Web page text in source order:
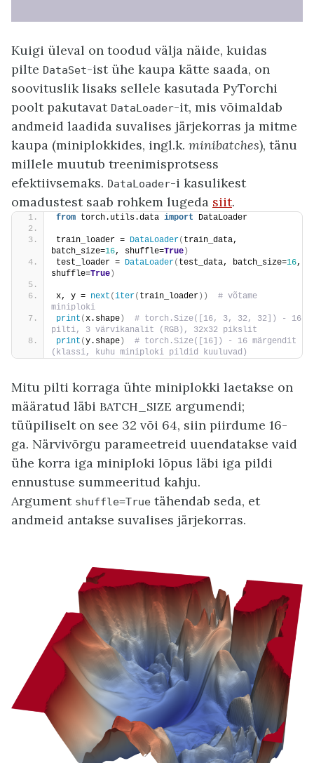
Kuigi üleval on toodud välja näide, kuidas
pilte DataSet-ist ühe kaupa kätte saada, on
soovituslik lisaks sellele kasutada PyTorchi
poolt pakutavat DataLoader-it, mis võimaldab
andmeid laadida suvalises järjekorras ja mitme
kaupa (miniplokkides, ingl.k. minibatches), tänu
millele muutub treenimisprotsess
efektiivsemaks. DataLoader-i kasulikest
omadustest saab rohkem lugeda siit.
from torch.utils.data import DataLoader
train_loader = DataLoader( train_data,
batch_size=16, shuffle=True )
test_loader = DataLoader( test_data, batch_size=16,
shuffle=True )
x, y = next (iter( train_loader ))
# võtame
miniploki
print (x.shape )
# torch.Size([16, 3, 32, 32]) - 16
pilti, 3 värvikanalit (RGB), 32x32 pikslit
print (y.shape )
# torch.Size([16]) - 16 märgendit
(klassi, kuhu miniploki pildid kuuluvad)
Mitu pilti korraga ühte miniplokki laetakse on
määratud läbi BATCH_SIZE argumendi;
tüüpiliselt on see 32 või 64, siin piirdume 16-
ga. Närvivõrgu parameetreid uuendatakse vaid
ühe korra iga miniploki lõpus läbi iga pildi
ennustuse summeeritud kahju.
Argument shuffle=True tähendab seda, et
andmeid antakse suvalises järjekorras.